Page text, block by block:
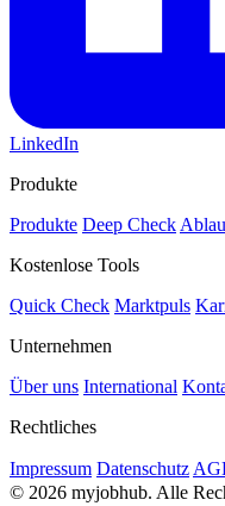
LinkedIn
Produkte
Produkte Deep Check
Kostenlose Tools
Quick Check Marktpuls
Unternehmen
Über uns International
Rechtliches
Impressum Datenschutz
© 2026 myjobhub. Alle